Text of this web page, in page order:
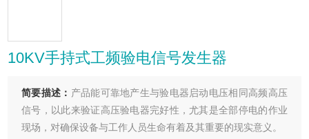
10KV手持式工频验电信号发生器
简要描述： 产品能可靠地产生与验电器启动电压相同高频高压
信号，以此来验证高压验电器完好性，尤其是全部停电的作业
现场，对确保设备与工作人员生命有着及其重要的现实意义。